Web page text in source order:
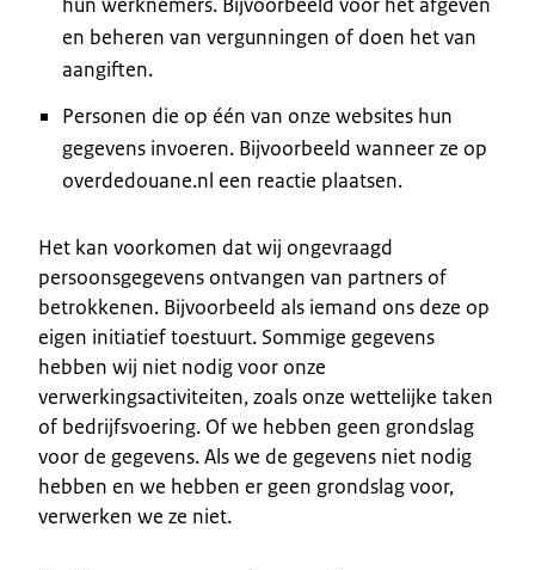
en beheren van vergunningen of doen het van
aangiften.
Personen die op één van onze websites hun
gegevens invoeren. Bijvoorbeeld wanneer ze op
overdedouane.nl een reactie plaatsen.
Het kan voorkomen dat wij ongevraagd
persoonsgegevens ontvangen van partners of
betrokkenen. Bijvoorbeeld als iemand ons deze op
eigen initiatief toestuurt. Sommige gegevens
hebben wij niet nodig voor onze
verwerkingsactiviteiten, zoals onze wettelijke taken
of bedrijfsvoering. Of we hebben geen grondslag
voor de gegevens. Als we de gegevens niet nodig
hebben en we hebben er geen grondslag voor,
verwerken we ze niet.